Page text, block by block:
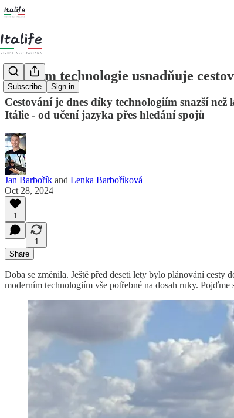
Subscribe Sign in
Jak nám technologie usnadňuje
Cestování je dnes díky technologiím snazší
Itálie - od učení jazyka přes hledání spojů
Jan Barbořík and Lenka Barboříková
Oct 28, 2024
1
1
Share
Doba se změnila. Ještě před deseti lety bylo plánování cesty
moderním technologiím vše potřebné na dosah ruky.